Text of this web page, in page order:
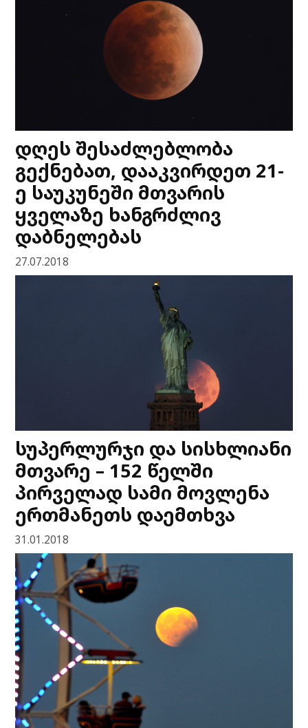
დღეს შესაძლებლობა
გექნებათ, დააკვირდეთ 21-
ე საუკუნეში მთვარის
ყველაზე ხანგრძლივ
დაბნელებას
27.07.2018
სუპერლურჯი და სისხლიანი
მთვარე – 152 წელში
პირველად სამი მოვლენა
ერთმანეთს დაემთხვა
31.01.2018